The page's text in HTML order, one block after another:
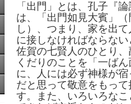
「出門」とは、孔子『
は、「出門如見大賓」
し）、つまり、家を出
に接しなければならな
佐賀の七賢人のひとり
くだりのことを「一ば
に、人には必ず神様が
だと思って敬意をもっ
す。また、いろいろな